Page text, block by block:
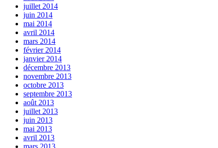
juillet 2014
juin 2014
mai 2014
avril 2014
mars 2014
février 2014
janvier 2014
décembre 2013
novembre 2013
octobre 2013
septembre 2013
août 2013
juillet 2013
juin 2013
mai 2013
avril 2013
mars 2013